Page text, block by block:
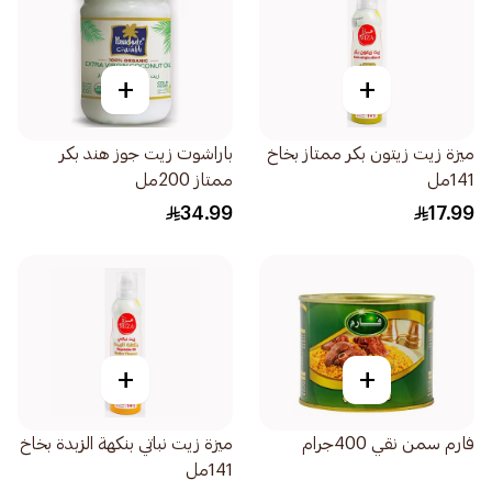
+
ميزة زيت زيتون بكر ممتاز بخاخ
141مل
17.99
+
باراشوت زيت جوز هند بكر
ممتاز 200مل
34.99
+
فارم سمن نقي 400جرام
+
ميزة زيت نباتي بنكهة الزبدة بخاخ
141مل